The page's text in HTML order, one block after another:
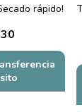
rápido!